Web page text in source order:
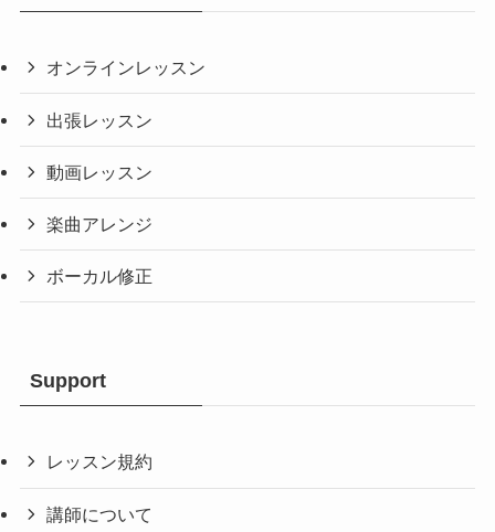
オンラインレッスン
出張レッスン
動画レッスン
楽曲アレンジ
ボーカル修正
Support
レッスン規約
講師について